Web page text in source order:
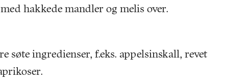
hakkede mandler og melis over.
søte ingredienser, f.eks. appelsinskall, revet